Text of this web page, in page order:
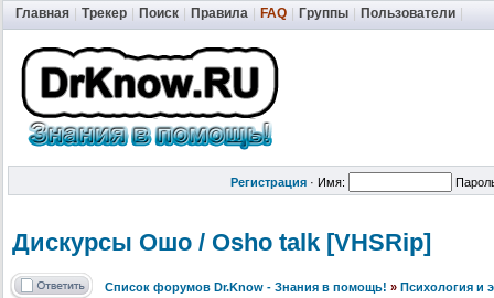
Главная Трекер Поиск Правила FAQ Группы Пользователи
Регистрация · Имя:
Дискурсы Ошо / Osho talk [VHSRip]
Список форумов Dr.Know - Знания в помощь! » Психология и